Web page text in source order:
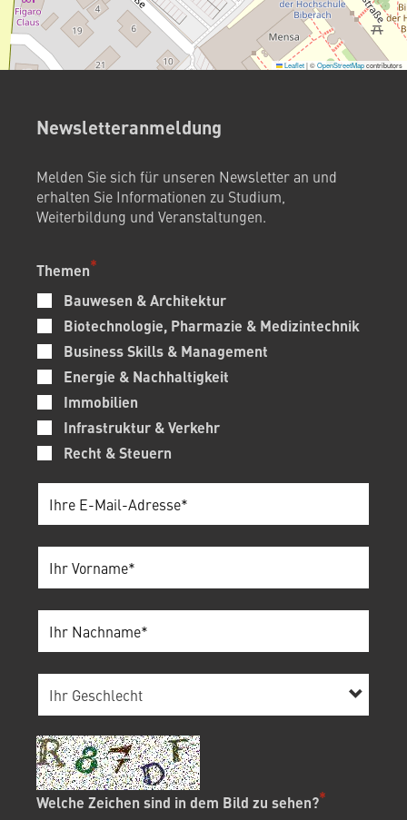
Leaflet|©OpenStreetMapcontributors
Newsletteranmeldung
Melden Sie sich für unseren Newsletter an und
erhalten Sie Informationen zu Studium,
Weiterbildung und Veranstaltungen.
Themen
Bauwesen & Architektur
Biotechnologie, Pharmazie & Medizintechnik
Business Skills & Management
Energie & Nachhaltigkeit
Immobilien
Infrastruktur & Verkehr
Recht & Steuern
Welche Zeichen sind in dem Bild zu sehen?